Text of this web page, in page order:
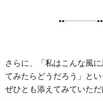
さらに、「私はこんな風
てみたらどうだろう」と
ぜひとも添えてみていただ